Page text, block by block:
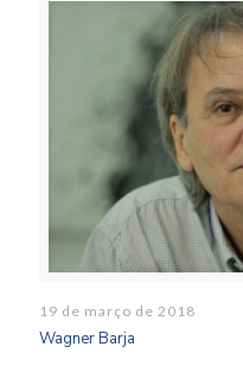
19 de março de 2018
Wagner Barja